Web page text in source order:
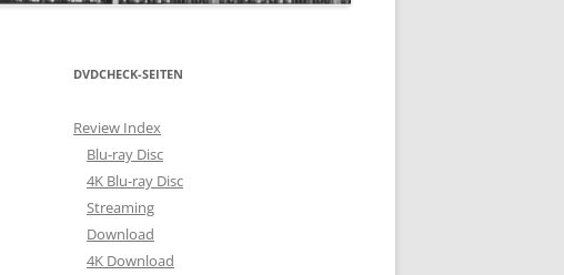
DVDCHECK-SEITEN
Review Index
Blu-ray Disc
4K Blu-ray Disc
Streaming
Download
4K Download